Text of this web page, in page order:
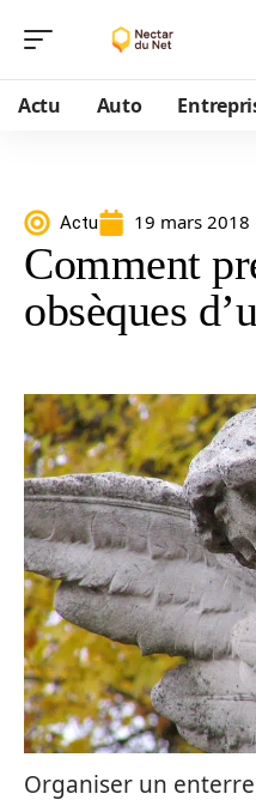
Actu Auto
Actu 19 mars 2018
Comment
obsèques
Organiser un